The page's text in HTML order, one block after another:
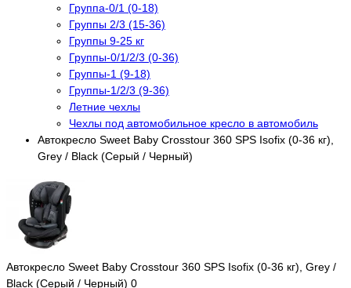
Группа-0/1 (0-18)
Группы 2/3 (15-36)
Группы 9-25 кг
Группы-0/1/2/3 (0-36)
Группы-1 (9-18)
Группы-1/2/3 (9-36)
Летние чехлы
Чехлы под автомобильное кресло в автомобиль
Автокресло Sweet Baby Crosstour 360 SPS Isofix (0-36 кг),
Grey / Black (Серый / Черный)
Автокресло Sweet Baby Crosstour 360 SPS Isofix (0-36 кг), Grey /
Black (Серый / Черный) 0